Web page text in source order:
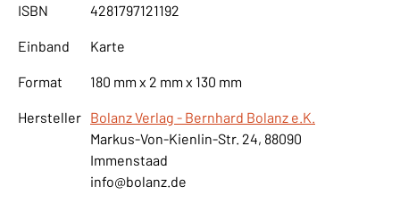
ISBN 4281797121192
Einband Karte
Format 180 mm x 2 mm x 130 mm
Hersteller Bolanz Verlag - Bernhard Bolanz e.K.
Markus-Von-Kienlin-Str. 24, 88090
Immenstaad
info@bolanz.de